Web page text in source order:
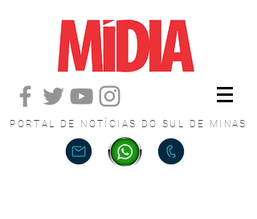
PORTAL DE NOTÍCIAS DO SUL DE MINAS